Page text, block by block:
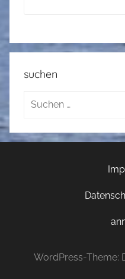
suchen
Suchen
WordPress-Theme: